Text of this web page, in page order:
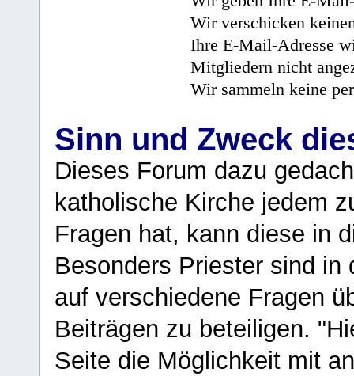
Wir verschicken
Ihre E-Mail-Adresse
Mitgliedern nicht
Wir sammeln keine
Sinn und Zweck
Dieses Forum dazu
katholische Kirche jedem
Fragen hat, kann diese in
Besonders Priester sind in
auf verschiedene Fragen
Beiträgen zu beteiligen.
Seite die Möglichkeit mit